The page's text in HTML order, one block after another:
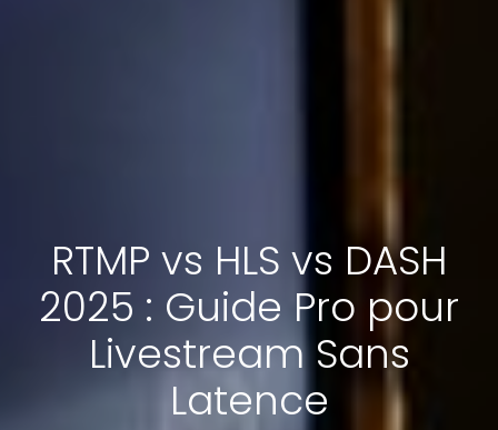
RTMP vs HLS vs DASH
2025 : Guide Pro pour
Livestream Sans
Latence